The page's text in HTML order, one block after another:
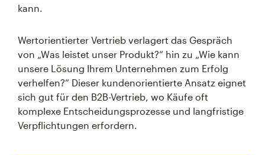
kann.
Wertorientierter Vertrieb verlagert das Gespräch
von „Was leistet unser Produkt?“ hin zu „Wie kann
unsere Lösung Ihrem Unternehmen zum Erfolg
verhelfen?“ Dieser kundenorientierte Ansatz eignet
sich gut für den B2B-Vertrieb, wo Käufe oft
komplexe Entscheidungsprozesse und langfristige
Verpflichtungen erfordern.